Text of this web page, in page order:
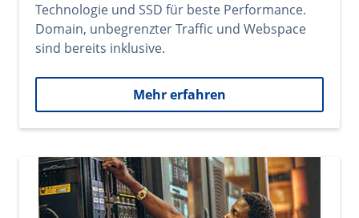
Technologie und SSD für beste Performance.
Domain, unbegrenzter Traffic und Webspace
sind bereits inklusive.
Mehr erfahren